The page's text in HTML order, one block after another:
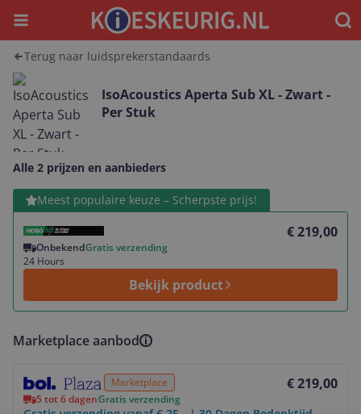
Menu
Terug naar luidsprekerstandaards
IsoAcoustics Aperta Sub XL - Zwart -
Per Stuk
Alle 2 prijzen en aanbieders
Meest populaire keuze – Scherpste prijs!
€ 219,00
OnbekendGratis verzending
24 Hours
Bekijk product
Bekijk product
Marketplace aanbod
Marketplace € 219,00
5 tot 6 dagenGratis verzending